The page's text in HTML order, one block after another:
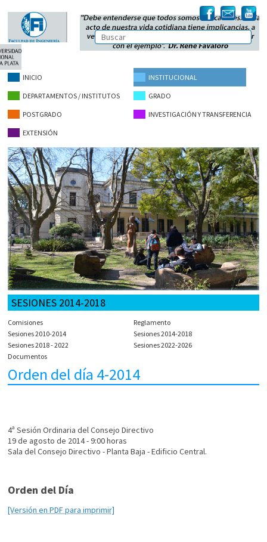
INICIO INSTITUCIONAL
DEPARTAMENTOS / INSTITUTOS GRADO
POSTGRADO INVESTIGACIÓN Y TRANSFERENCIA
EXTENSIÓN
SESIONES 2014-2018
Comisiones
Reglamento
Sesiones 2010-2014
Sesiones 2014-2018
Sesiones 2018 - 2022
Sesiones 2022-2026
Documentos
Orden del día 4-2014
4ª Sesión Ordinaria del Consejo Directivo
19 de agosto de 2014 - 9:00 horas
Sala del Consejo Directivo - Planta Baja - Edificio Central.
Orden del Día
[Versión en PDF para imprimir]